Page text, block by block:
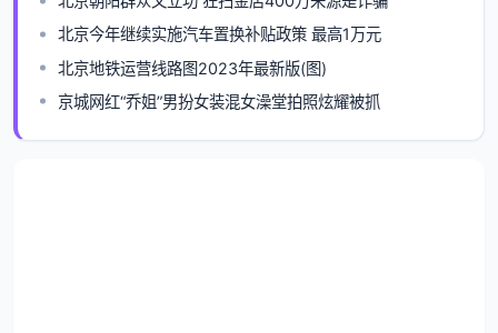
北京今年继续实施汽车置换补贴政策 最高1万元
北京地铁运营线路图2023年最新版(图)
京城网红“乔姐”男扮女装混女澡堂拍照炫耀被抓